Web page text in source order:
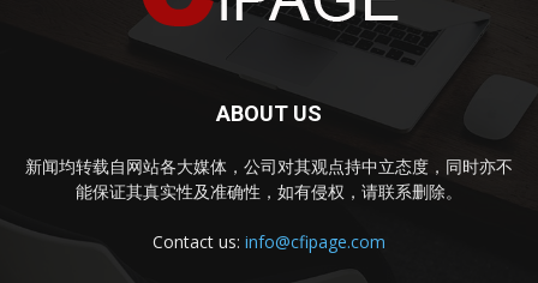
ABOUT US
新闻均转载自网站各大媒体，公司对其观点持中立态度，同时亦不
能保证其真实性及准确性，如有侵权，请联系删除。
Contact us: info@cfipage.com